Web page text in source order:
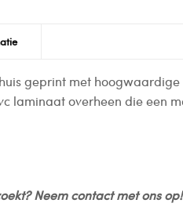
geprint met
laminaat overheen die een
Neem contact met ons op!